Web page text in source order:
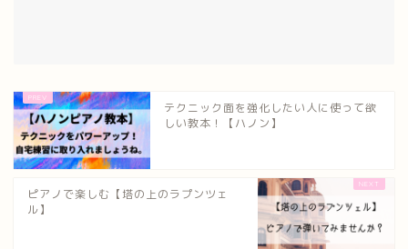
テクニック面を強化したい人に使って欲
しい教本！【ハノン】
ピアノで楽しむ【塔の上のラプンツェ
ル】